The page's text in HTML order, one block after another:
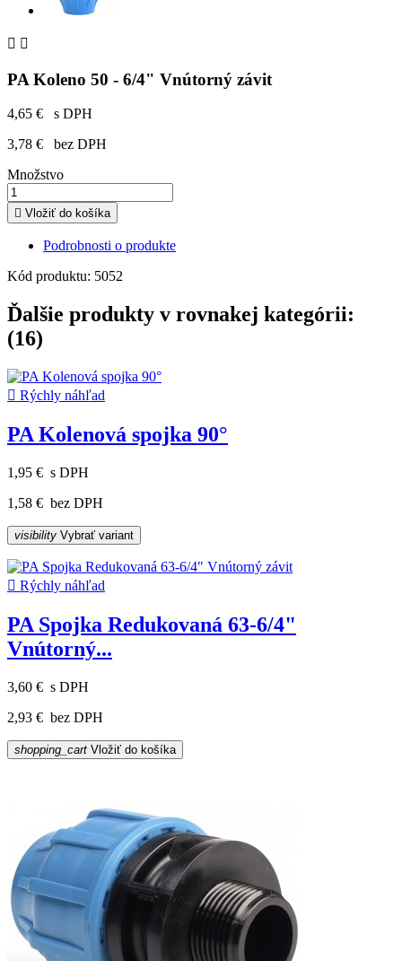
 
PA Koleno 50 - 6/4" Vnútorný závit
4,65 €
s DPH
3,78 €
bez DPH
Množstvo
 Vložiť do košíka
Podrobnosti o produkte
Kód produktu: 5052
Ďalšie produkty v rovnakej kategórii:
(16)
 Rýchly náhľad
PA Kolenová spojka 90°
1,95 € s DPH
1,58 € bez DPH
visibility Vybrať variant
 Rýchly náhľad
PA Spojka Redukovaná 63-6/4"
Vnútorný...
3,60 € s DPH
2,93 € bez DPH
shopping_cart Vložiť do košíka